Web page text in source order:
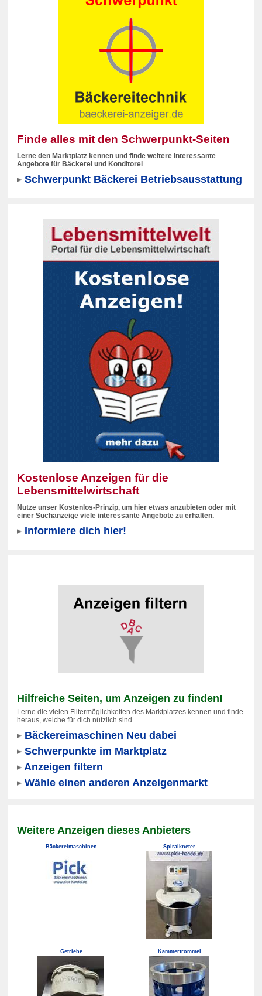
Finde alles mit den Schwerpunkt-Seiten
Lerne den Marktplatz kennen und finde weitere interessante
Angebote für Bäckerei und Konditorei
Schwerpunkt Bäckerei Betriebsausstattung
Kostenlose Anzeigen für die
Lebensmittelwirtschaft
Nutze unser Kostenlos-Prinzip, um hier etwas anzubieten oder mit
einer Suchanzeige viele interessante Angebote zu erhalten.
Informiere dich hier!
Hilfreiche Seiten, um Anzeigen zu finden!
Lerne die vielen Filtermöglichkeiten des Marktplatzes kennen und finde
heraus, welche für dich nützlich sind.
Bäckereimaschinen Neu dabei
Schwerpunkte im Marktplatz
Anzeigen filtern
Wähle einen anderen Anzeigenmarkt
Weitere Anzeigen dieses Anbieters
Bäckereimaschinen Spiralkneter
Getriebe Kammertrommel